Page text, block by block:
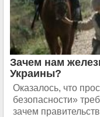
Зачем нам
Украины?
Оказалось, что
безопасности»
зачем